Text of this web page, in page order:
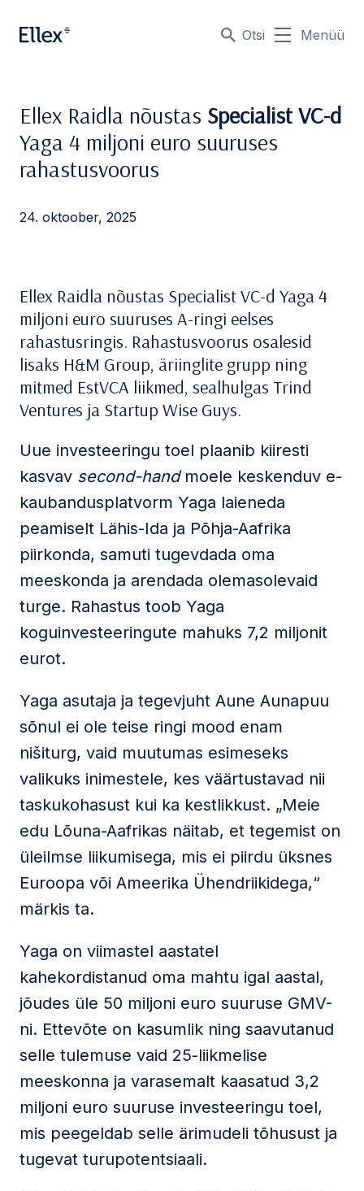
Otsi Menüü
Ellex Raidla nõustas Specialist VC-d
Yaga 4 miljoni euro suuruses
rahastusvoorus
24. oktoober, 2025
Ellex Raidla nõustas Specialist VC-d Yaga 4
miljoni euro suuruses A-ringi eelses
rahastusringis. Rahastusvoorus osalesid
lisaks H&M Group, äriinglite grupp ning
mitmed EstVCA liikmed, sealhulgas Trind
Ventures ja Startup Wise Guys.
Uue investeeringu toel plaanib kiiresti
kasvav second-handmoele keskenduv e-
kaubandusplatvorm Yaga laieneda
peamiselt Lähis-Ida ja Põhja-Aafrika
piirkonda, samuti tugevdada oma
meeskonda ja arendada olemasolevaid
turge. Rahastus toob Yaga
koguinvesteeringute mahuks 7,2 miljonit
eurot.
Yaga asutaja ja tegevjuht Aune Aunapuu
sõnul ei ole teise ringi mood enam
nišiturg, vaid muutumas esimeseks
valikuks inimestele, kes väärtustavad nii
taskukohasust kui ka kestlikkust. „Meie
edu Lõuna-Aafrikas näitab, et tegemist on
üleilmse liikumisega, mis ei piirdu üksnes
Euroopa või Ameerika Ühendriikidega,“
märkis ta.
Yaga on viimastel aastatel
kahekordistanud oma mahtu igal aastal,
jõudes üle 50 miljoni euro suuruse GMV-
ni. Ettevõte on kasumlik ning saavutanud
selle tulemuse vaid 25-liikmelise
meeskonna ja varasemalt kaasatud 3,2
miljoni euro suuruse investeeringu toel,
mis peegeldab selle ärimudeli tõhusust ja
tugevat turupotentsiaali.